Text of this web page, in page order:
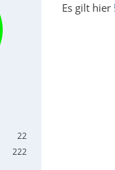
22
222
Es gilt hier